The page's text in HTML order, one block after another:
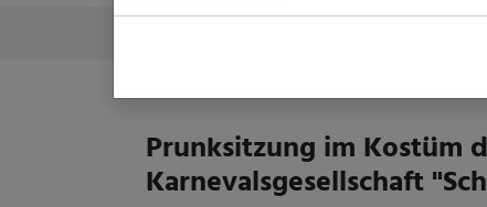
Skip to main contentYou are here:
Prunksitzung im Kostüm
Karnevalsgesellschaft